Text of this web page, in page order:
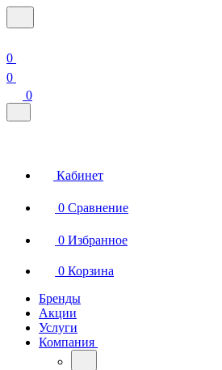
0
0
0
Кабинет
0 Сравнение
0 Избранное
0 Корзина
Бренды
Акции
Услуги
Компания